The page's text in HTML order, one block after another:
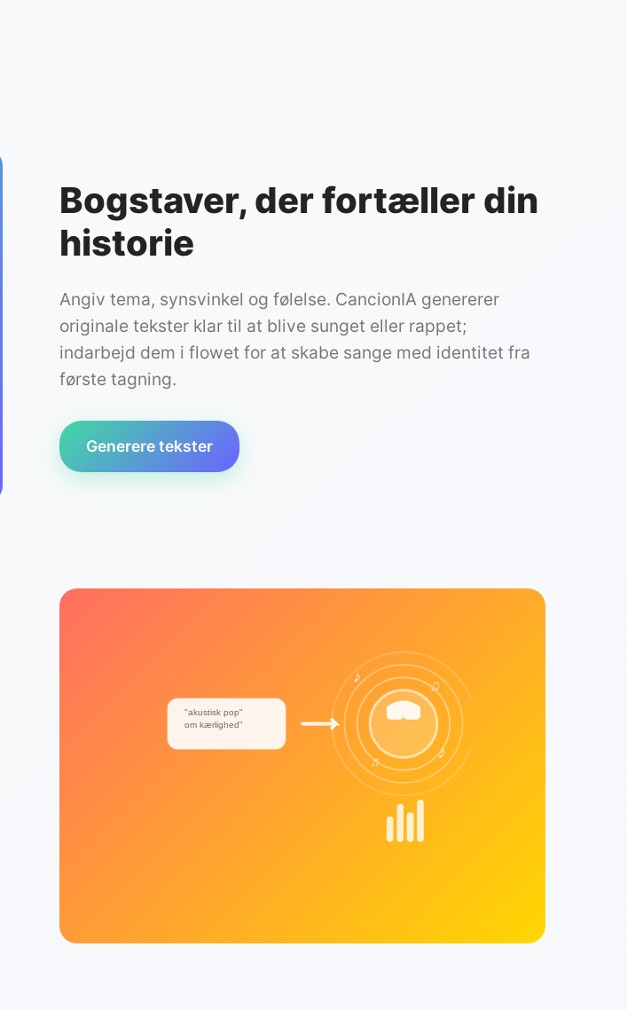
Bogstaver, der fortæller din
historie
Angiv tema, synsvinkel og følelse. CancionIA genererer
originale tekster klar til at blive sunget eller rappet;
indarbejd dem i flowet for at skabe sange med identitet fra
første tagning.
Generere tekster
"akustisk pop"
om kærlighed"
♪ ♫
♬ ♪